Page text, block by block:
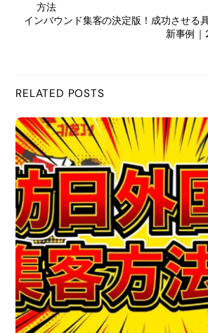
e
o
o
k
方法
インバウンド集客の決定版！成功させる
新事例
RELATED POSTS